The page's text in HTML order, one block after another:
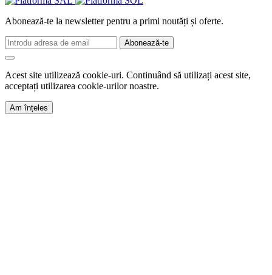
Abonează-te la newsletter pentru a primi noutăți și oferte.
Abonează-te
Acest site utilizează cookie-uri. Continuând să utilizați acest site,
acceptați utilizarea cookie-urilor noastre.
Am înțeles